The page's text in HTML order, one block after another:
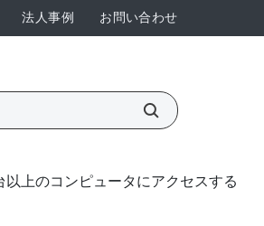
法人事例 お問い合わせ
以上のコンピュータにアクセスする